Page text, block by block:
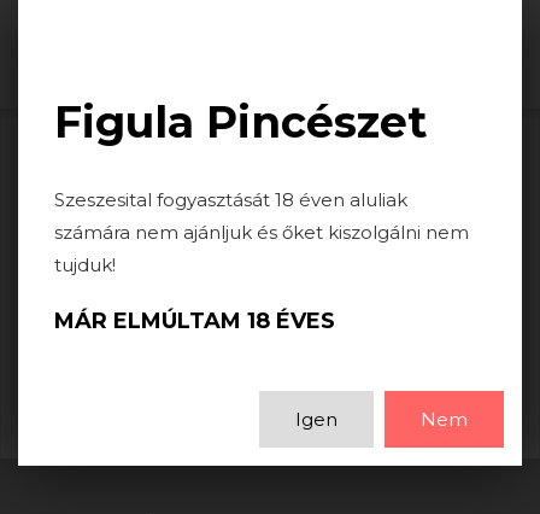
HIBA
Figula Pincészet
Szeszesital fogyasztását 18 éven aluliak
számára nem ajánljuk és őket kiszolgálni nem
tujduk!
MÁR ELMÚLTAM 18 ÉVES
Igen Nem